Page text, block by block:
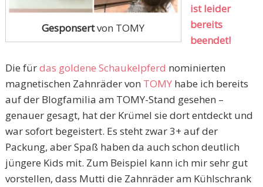
Gesponsertvon TOMY
ist leider
bereits
beendet!
Die fürdas goldene Schaukelpferd nominierten
magnetischen Zahnräder von TOMYhabe ich bereits
auf der Blogfamilia am TOMY-Stand gesehen –
genauer gesagt, hat der Krümel sie dort entdeckt und
war sofort begeistert. Es steht zwar 3+ auf der
Packung, aber Spaß haben da auch schon deutlich
jüngere Kids mit. Zum Beispiel kann ich mir sehr gut
vorstellen, dass Mutti die Zahnräder am Kühlschrank